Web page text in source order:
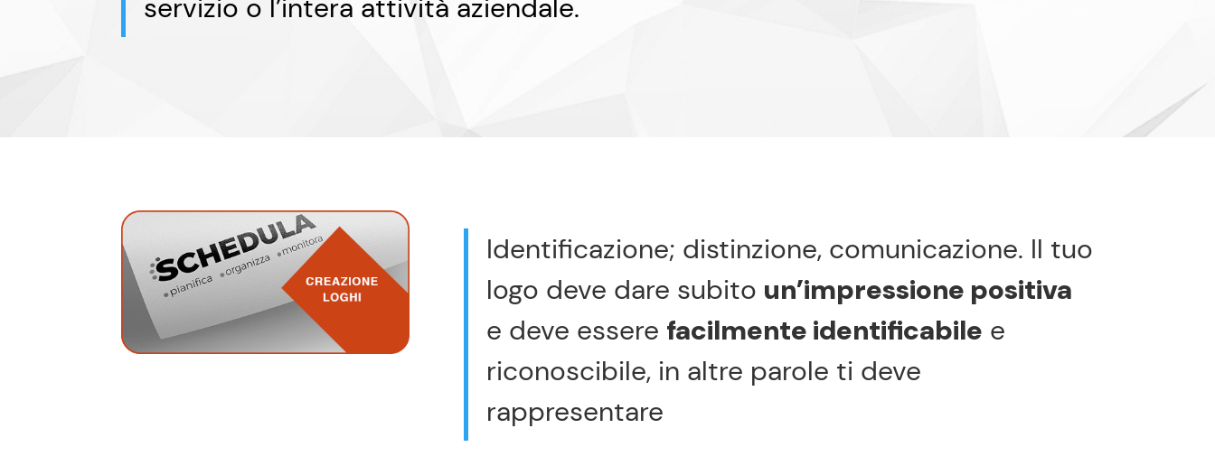
servizio o l’intera attività aziendale.
Identificazione; distinzione, comunicazione. Il tuo
logo deve dare subito un’impressione positiva
e deve essere facilmente identificabile e
riconoscibile, in altre parole ti deve
rappresentare